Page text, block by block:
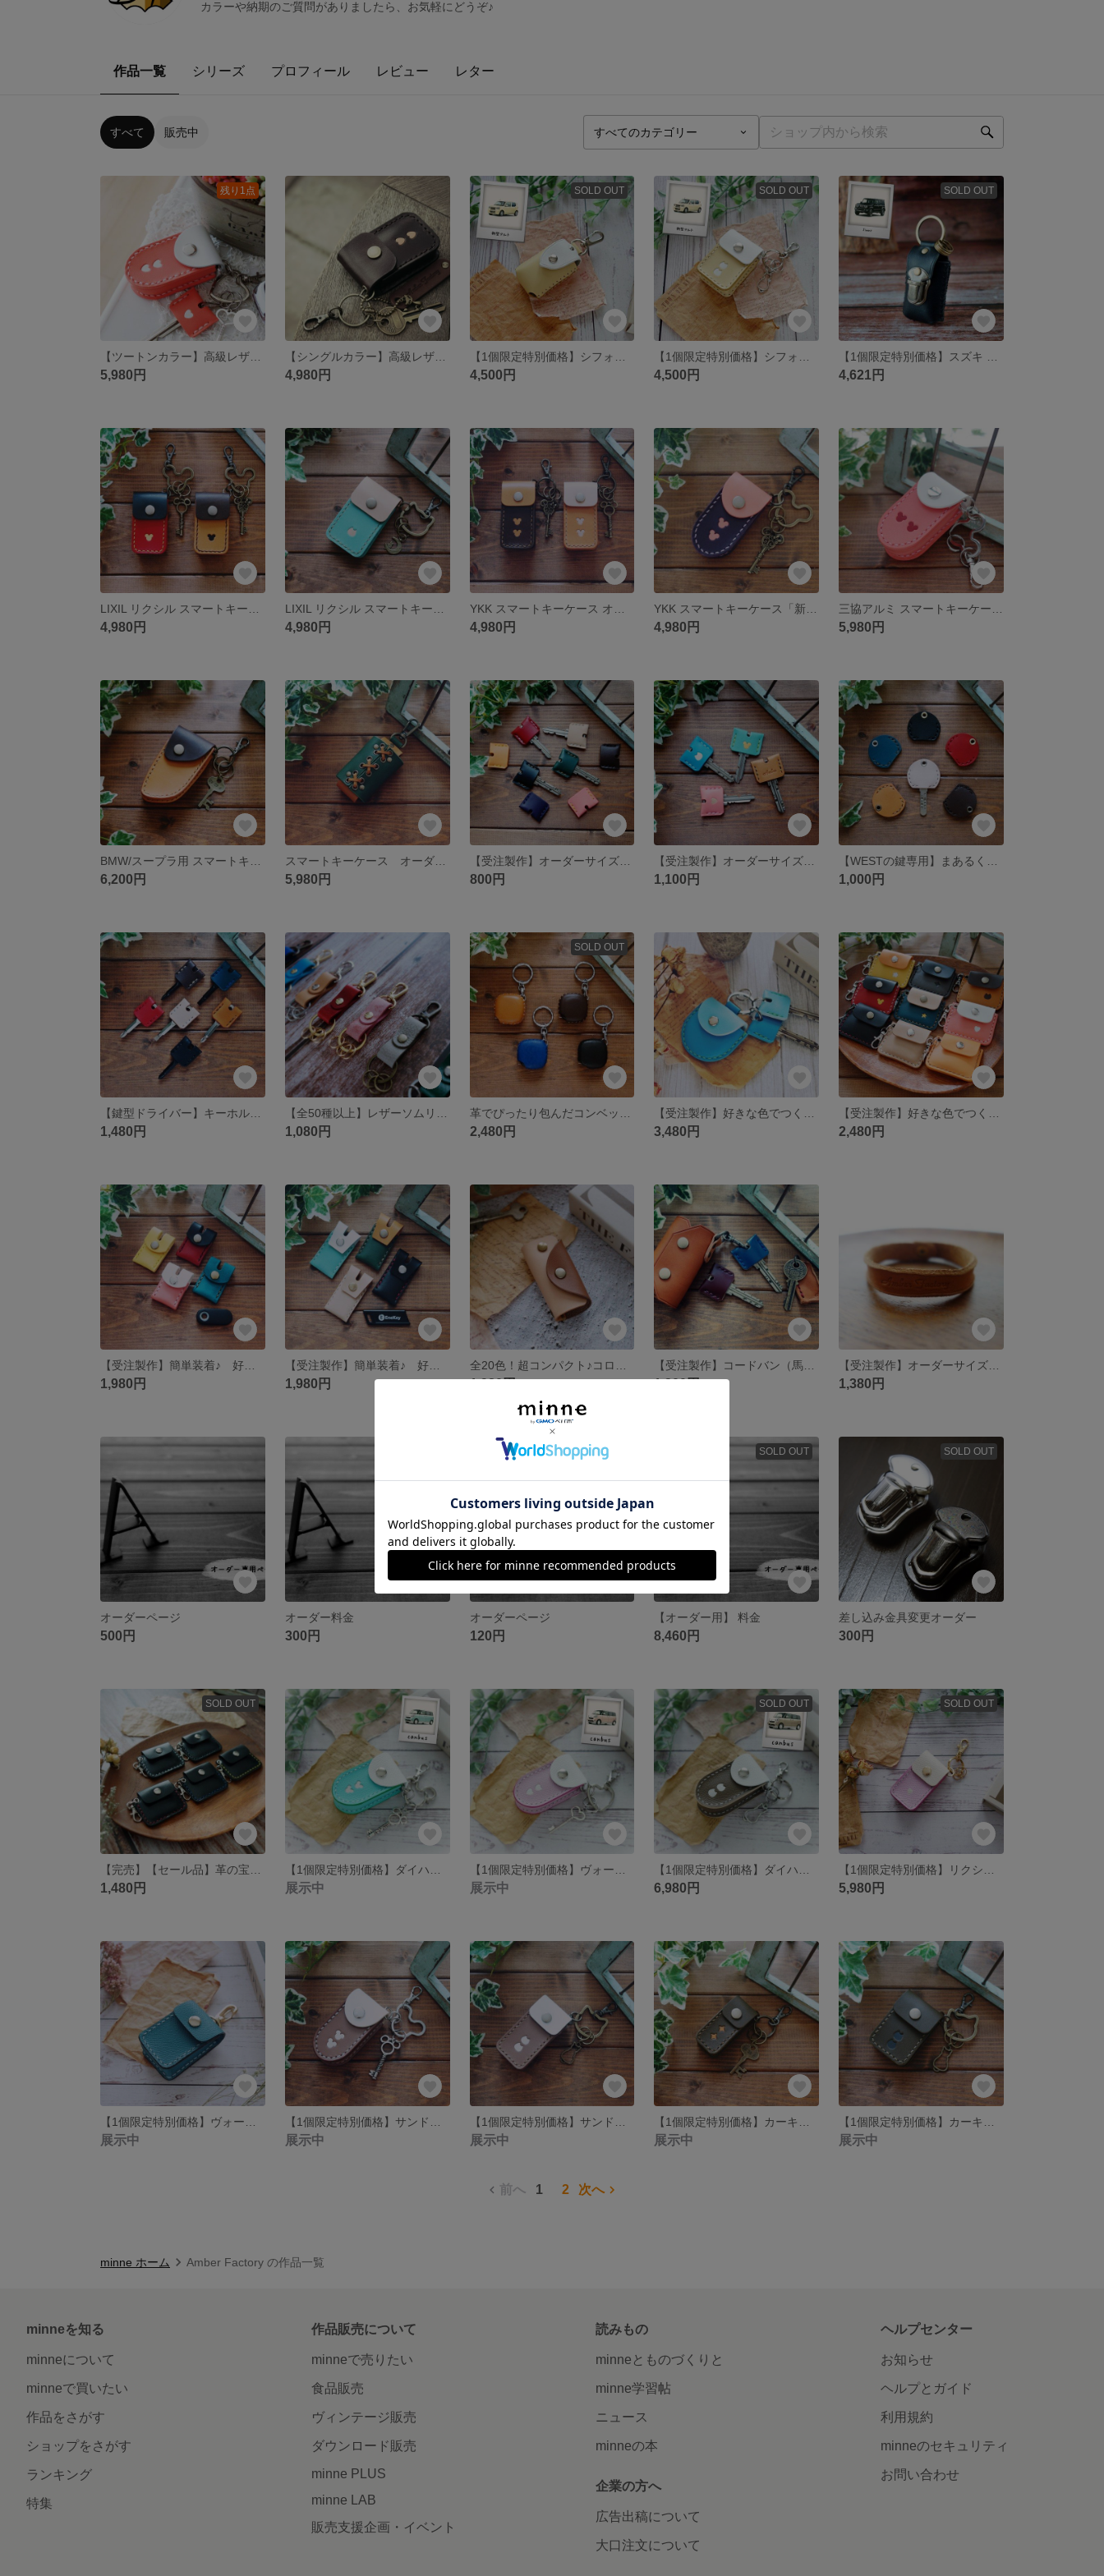
カラーや納期のご質問がありましたら、お気軽にどうぞ♪
作品一覧 シリーズ プロフィール レビュー レター
すべて 販売中
残り1点
5,980円
【シングルカラー】高級レザーで作る、オーダーメイドのスマートキーケース ※ケースに入れたままボタン操作できます♪ 【送料無料 】【シングルカラー】
4,980円
SOLD OUT
4,500円
SOLD OUT
4,500円
SOLD OUT
4,621円
4,980円 4,980円 4,980円 4,980円 5,980円
6,200円
スマートキーケース オーダーメイド ひも編みタイプ ※入れたままボタンが押せます♪ 【 送料無料 】
5,980円
【受注製作】オーダーサイズでピッタリ作る、革製のキーケースと相性抜群♪カラフルヌメ革キーカバー【送料無料】
800円 1,100円 1,000円
1,480円 1,080円
SOLD OUT
2,480円 3,480円 2,480円
1,980円
【受注製作】簡単装着♪ 好きな色でつくる、EneKey ケース・エネキーケース 【送料無料】
1,980円 1,980円 1,200円 1,380円
オーダーページ
500円
オーダー料金
300円
SOLD OUT
オーダーページ
120円
SOLD OUT
【オーダー用】 料金
8,460円
SOLD OUT
差し込み金具変更オーダー
300円
SOLD OUT
1,480円 展示中 展示中
SOLD OUT
6,980円
SOLD OUT
5,980円
展示中 展示中 展示中 展示中 展示中
前へ 1 2 次へ
minne ホーム Amber Factory の作品一覧
minneを知る
minneについて
minneで買いたい
作品をさがす
ショップをさがす
ランキング
特集
作品販売について
minneで売りたい
食品販売
ヴィンテージ販売
ダウンロード販売
minne PLUS
minne LAB
販売支援企画・イベント
読みもの
minneとものづくりと
minne学習帖
ニュース
minneの本
企業の方へ
広告出稿について
大口注文について
ヘルプセンター
お知らせ
ヘルプとガイド
利用規約
minneのセキュリティ
お問い合わせ